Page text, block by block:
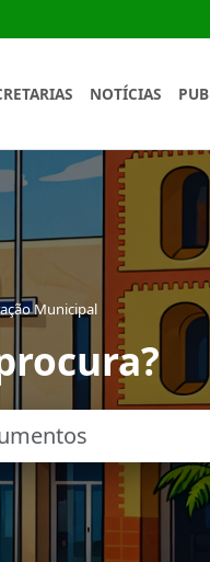
NOTÍCIAS
Municipal